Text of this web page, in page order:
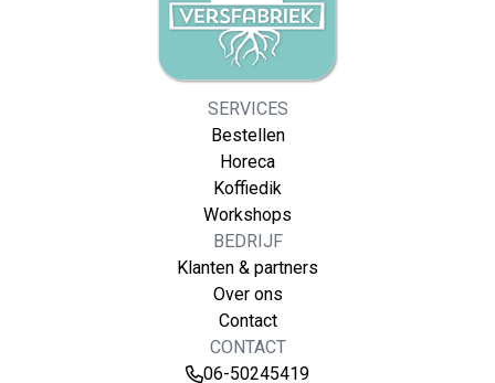
SERVICES
Bestellen
Horeca
Koffiedik
Workshops
BEDRIJF
Klanten & partners
Over ons
Contact
CONTACT
06-50245419